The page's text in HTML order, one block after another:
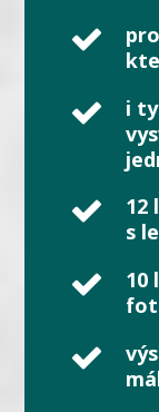
i
12
s
10